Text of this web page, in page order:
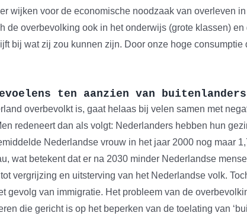
wijken voor de economische noodzaak van overleven
de overbevolking ook in het onderwijs (grote klassen)
bij wat zij zou kunnen zijn. Door onze hoge
ten aanzien van buitenlanders
overbevolkt is, gaat helaas bij velen samen met
redeneert dan als volgt: Nederlanders hebben hun
Nederlandse vrouw in het jaar 2000 nog maar
wat betekent dat er na 2030 minder Nederlandse
tot vergrijzing en uitsterving van het Nederlandse volk.
gevolg van immigratie. Het probleem van de
die gericht is op het beperken van de toelating van